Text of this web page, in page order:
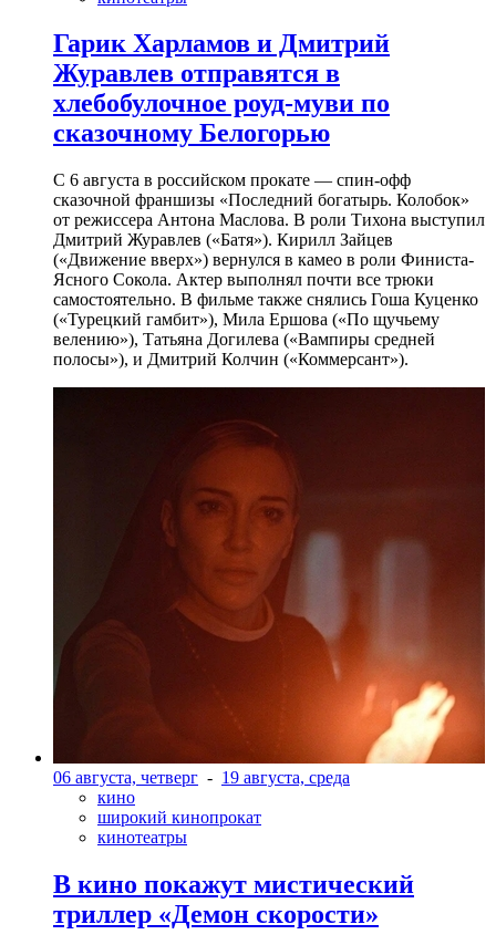
Гарик Харламов и Дмитрий
Журавлев отправятся в
хлебобулочное роуд-муви по
сказочному Белогорью
С 6 августа в российском прокате — спин-офф
сказочной франшизы «Последний богатырь. Колобок»
от режиссера Антона Маслова. В роли Тихона выступил
Дмитрий Журавлев («Батя»). Кирилл Зайцев
(«Движение вверх») вернулся в камео в роли Финиста-
Ясного Сокола. Актер выполнял почти все трюки
самостоятельно. В фильме также снялись Гоша Куценко
(«Турецкий гамбит»), Мила Ершова («По щучьему
велению»), Татьяна Догилева («Вампиры средней
полосы»), и Дмитрий Колчин («Коммерсант»).
06 августа, четверг - 19 августа, среда
кино
широкий кинопрокат
кинотеатры
В кино покажут мистический
триллер «Демон скорости»